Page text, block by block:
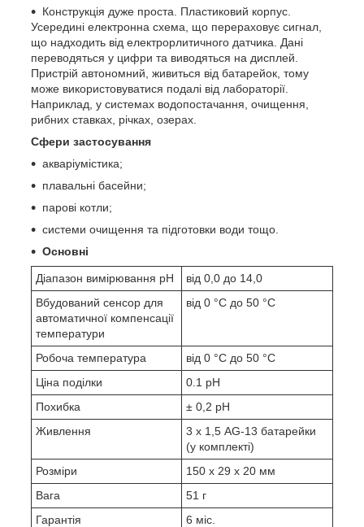
Конструкція дуже проста. Пластиковий корпус.
Усередині електронна схема, що перераховує сигнал,
що надходить від електрорлитичного датчика. Дані
переводяться у цифри та виводяться на дисплей.
Пристрій автономний, живиться від батарейок, тому
може використовуватися подалі від лабораторії.
Наприклад, у системах водопостачання, очищення,
рибних ставках, річках, озерах.
Сфери застосування
акваріумістика;
плавальні басейни;
парові котли;
системи очищення та підготовки води тощо.
Основні
Діапазон вимірювання рН
від 0,0 до 14,0
Вбудований сенсор для
автоматичної компенсації
температури
від 0 °C до 50 °C
Робоча температура
від 0 °C до 50 °C
Ціна поділки
0.1 рН
Похибка
± 0,2 рН
Живлення
3 х 1,5 AG-13 батарейки
(у комплекті)
Розміри
150 х 29 х 20 мм
Вага
51 г
Гарантія
6 міс.